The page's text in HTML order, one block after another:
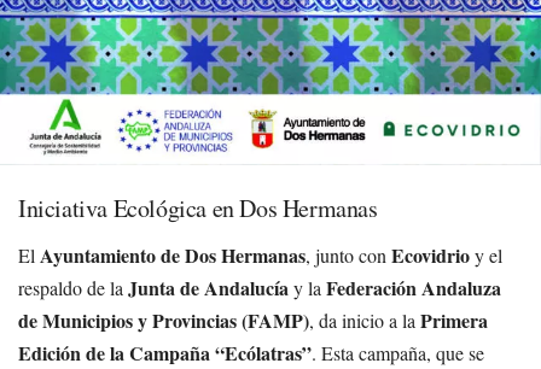
Iniciativa Ecológica en Dos Hermanas
El Ayuntamiento de Dos Hermanas, junto con Ecovidrioy el
respaldo de la Junta de Andalucíay la Federación Andaluza
de Municipios y Provincias (FAMP), da inicio a la Primera
Edición de la Campaña “Ecólatras”. Esta campaña, que se